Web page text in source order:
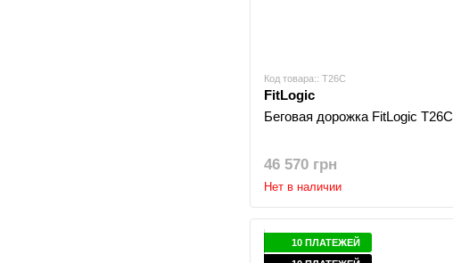
Код товара:: T26C
FitLogic
Беговая дорожка FitLogic T26C
46 570 грн
Нет в наличии
10 ПЛАТЕЖЕЙ